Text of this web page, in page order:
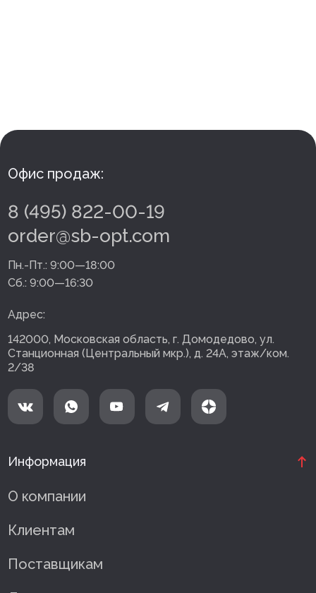
Офис продаж:
8 (495) 822-00-19
order@sb-opt.com
Пн.-Пт.: 9:00—18:00
Сб.: 9:00—16:30
Адрес:
142000, Московская область, г. Домодедово, ул.
Станционная (Центральный мкр.), д. 24А, этаж/ком.
2/38
Информация
О компании
Клиентам
Поставщикам